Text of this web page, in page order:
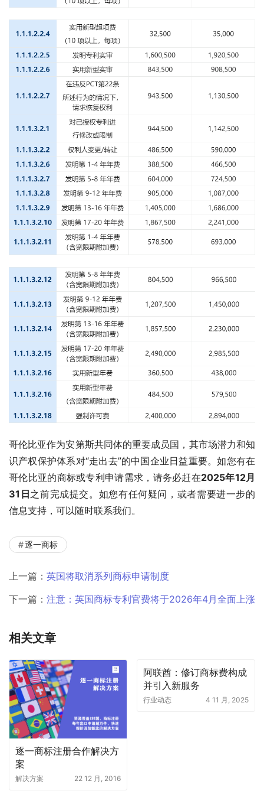
哥伦比亚作为安第斯共同体的重要成员国，其市场潜力和知
识产权保护体系对“走出去”的中国企业日益重要。如您有在
哥伦比亚的商标或专利申请需求，请务必赶在2025年12月
31日之前完成提交。如您有任何疑问，或者需要进一步的
信息支持，可以随时联系我们。
逐一商标
上一篇： 英国将取消系列商标申请制度
下一篇： 注意：英国商标专利官费将于2026年4月全面上涨
相关文章
逐一商标注册合作解决方
案
解决方案 22 12 月, 2016
阿联酋：修订商标费构成
并引入新服务
行业动态 4 11 月, 2025